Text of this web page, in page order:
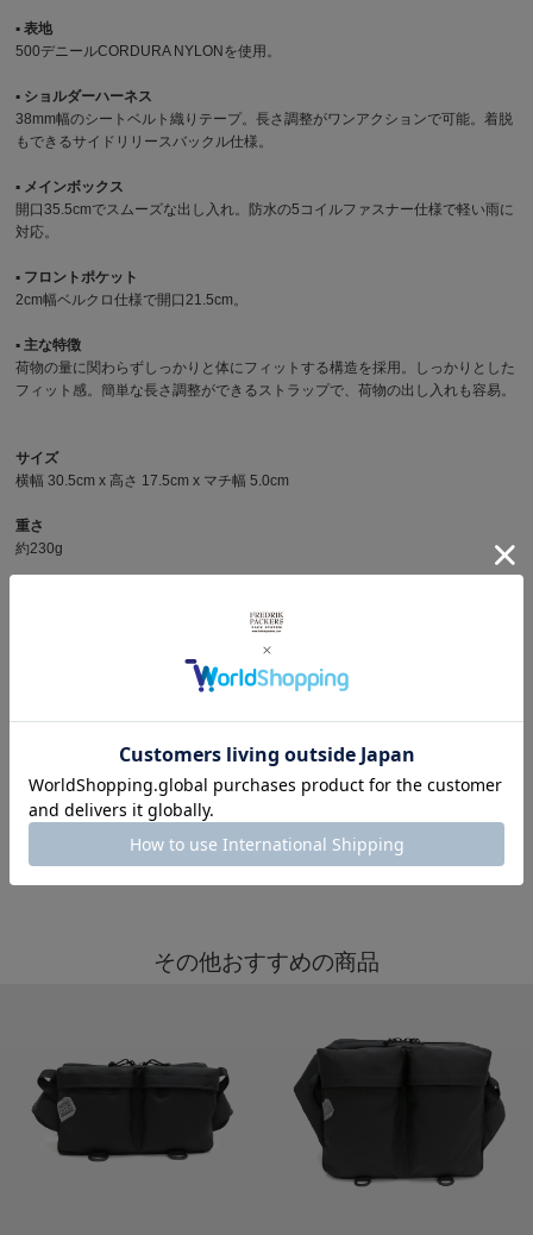
▪︎ 表地
500デニールCORDURA NYLONを使用。
▪︎ ショルダーハーネス
38mm幅のシートベルト織りテープ。長さ調整がワンアクションで可能。着脱
もできるサイドリリースバックル仕様。
▪︎ メインボックス
開口35.5cmでスムーズな出し入れ。防水の5コイルファスナー仕様で軽い雨に
対応。
▪︎ フロントポケット
2cm幅ベルクロ仕様で開口21.5cm。
▪︎ 主な特徴
荷物の量に関わらずしっかりと体にフィットする構造を採用。しっかりとした
フィット感。簡単な長さ調整ができるストラップで、荷物の出し入れも容易。
サイズ
横幅 30.5cm x 高さ 17.5cm x マチ幅 5.0cm
重さ
約230g
その他メッセンジャーバッグを見る
※製品詳細画像は実際の商品とは違う画像を使用している場合もございますので、ご注意下さい
その他おすすめの商品